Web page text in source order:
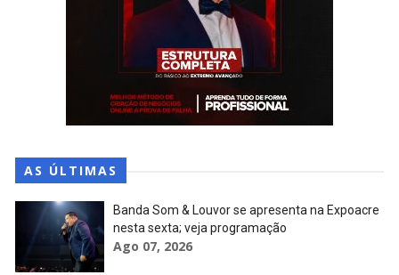
AS ÚLTIMAS
Banda Som & Louvor se apresenta na Expoacre
nesta sexta; veja programação
Ago 07, 2026